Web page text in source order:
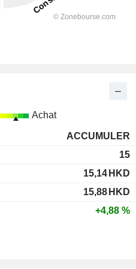
Achat
ACCUMULER
15
15,14 HKD
15,88 HKD
+4,88 %